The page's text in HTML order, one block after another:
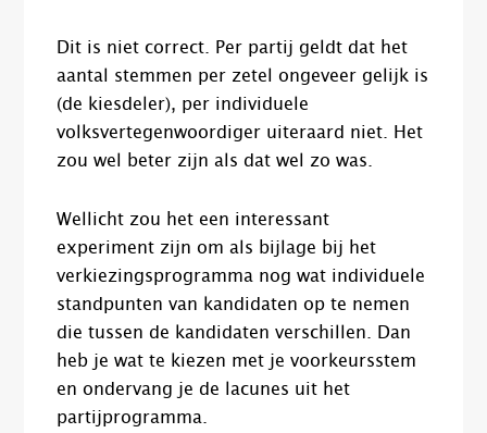
Dit is niet correct. Per partij geldt dat het
aantal stemmen per zetel ongeveer gelijk is
(de kiesdeler), per individuele
volksvertegenwoordiger uiteraard niet. Het
zou wel beter zijn als dat wel zo was.
Wellicht zou het een interessant
experiment zijn om als bijlage bij het
verkiezingsprogramma nog wat individuele
standpunten van kandidaten op te nemen
die tussen de kandidaten verschillen. Dan
heb je wat te kiezen met je voorkeursstem
en ondervang je de lacunes uit het
partijprogramma.